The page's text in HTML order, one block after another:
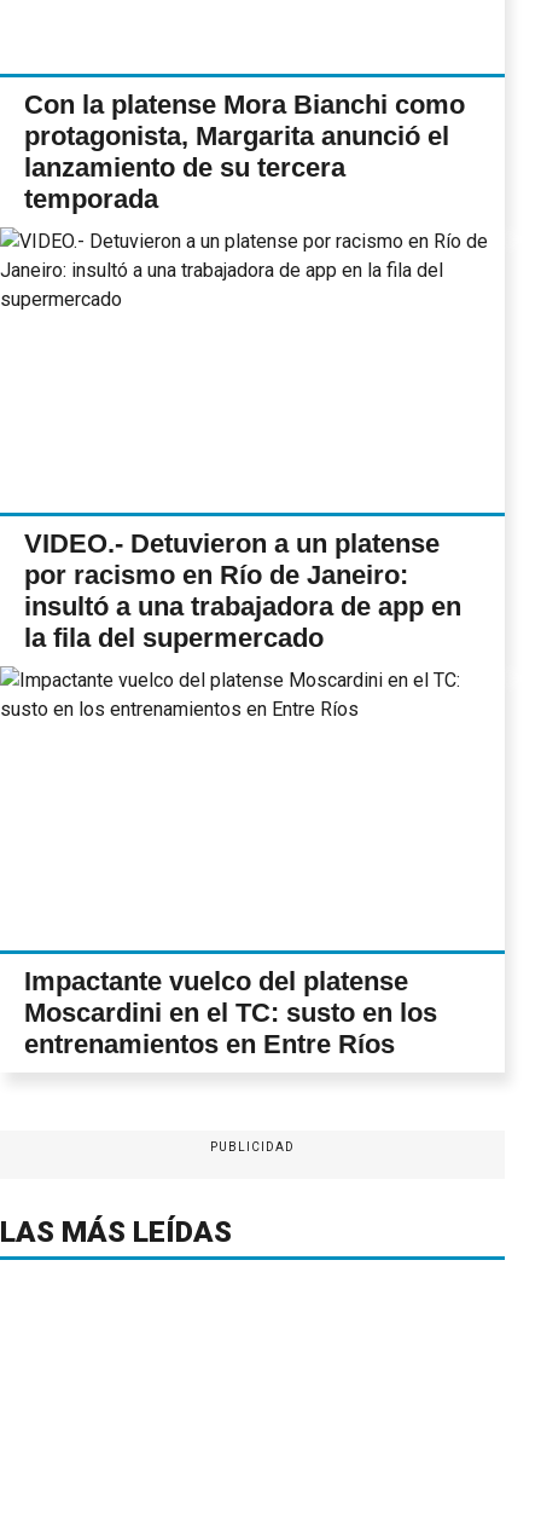
Con la platense Mora Bianchi como
protagonista, Margarita anunció el
lanzamiento de su tercera
temporada
VIDEO.- Detuvieron a un platense
por racismo en Río de Janeiro:
insultó a una trabajadora de app en
la fila del supermercado
Impactante vuelco del platense
Moscardini en el TC: susto en los
entrenamientos en Entre Ríos
PUBLICIDAD
LAS MÁS LEÍDAS